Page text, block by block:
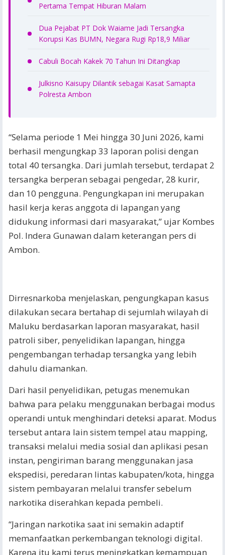
Pertama Tempat Hiburan Malam
Dua Pejabat PT Dok Waiame Jadi Tersangka
Korupsi Kas BUMN, Negara Rugi Rp18,9 Miliar
Cabuli Bocah Kakek 70 Tahun Ini Ditangkap
Julkisno Kaisupy Dilantik sebagai Kasat Samapta
Polresta Ambon
“Selama periode 1 Mei hingga 30 Juni 2026, kami
berhasil mengungkap 33 laporan polisi dengan
total 40 tersangka. Dari jumlah tersebut, terdapat 2
tersangka berperan sebagai pengedar, 28 kurir,
dan 10 pengguna. Pengungkapan ini merupakan
hasil kerja keras anggota di lapangan yang
didukung informasi dari masyarakat,” ujar Kombes
Pol. Indera Gunawan dalam keterangan pers di
Ambon.
Dirresnarkoba menjelaskan, pengungkapan kasus
dilakukan secara bertahap di sejumlah wilayah di
Maluku berdasarkan laporan masyarakat, hasil
patroli siber, penyelidikan lapangan, hingga
pengembangan terhadap tersangka yang lebih
dahulu diamankan.
Dari hasil penyelidikan, petugas menemukan
bahwa para pelaku menggunakan berbagai modus
operandi untuk menghindari deteksi aparat. Modus
tersebut antara lain sistem tempel atau mapping,
transaksi melalui media sosial dan aplikasi pesan
instan, pengiriman barang menggunakan jasa
ekspedisi, peredaran lintas kabupaten/kota, hingga
sistem pembayaran melalui transfer sebelum
narkotika diserahkan kepada pembeli.
“Jaringan narkotika saat ini semakin adaptif
memanfaatkan perkembangan teknologi digital.
Karena itu kami terus meningkatkan kemampuan